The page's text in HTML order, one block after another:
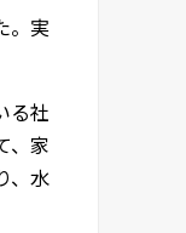
。実
る社
、家
、水